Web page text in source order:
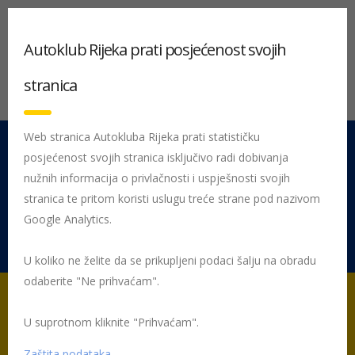
051 212 442 Centrala
Pon - Pet 08:00 - 16:00
Rujevica 9/1, 51000 Rijeka
Početna Posljednje objavljene novosti
Autoklub Rijeka prati posjećenost svojih
stranica
Web stranica Autokluba Rijeka prati statističku
posjećenost svojih stranica isključivo radi dobivanja
nužnih informacija o privlačnosti i uspješnosti svojih
stranica te pritom koristi uslugu treće strane pod nazivom
Google Analytics.
U koliko ne želite da se prikupljeni podaci šalju na obradu
odaberite "Ne prihvaćam".
U suprotnom kliknite "Prihvaćam".